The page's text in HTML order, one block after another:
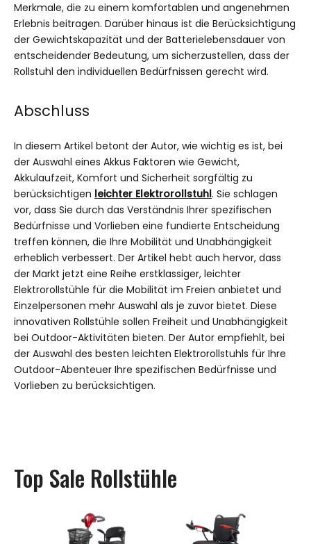
Merkmale, die zu einem komfortablen und angenehmen
Erlebnis beitragen. Darüber hinaus ist die Berücksichtigung
der Gewichtskapazität und der Batterielebensdauer von
entscheidender Bedeutung, um sicherzustellen, dass der
Rollstuhl den individuellen Bedürfnissen gerecht wird.
Abschluss
In diesem Artikel betont der Autor, wie wichtig es ist, bei
der Auswahl eines Akkus Faktoren wie Gewicht,
Akkulaufzeit, Komfort und Sicherheit sorgfältig zu
berücksichtigen leichter Elektrorollstuhl. Sie schlagen
vor, dass Sie durch das Verständnis Ihrer spezifischen
Bedürfnisse und Vorlieben eine fundierte Entscheidung
treffen können, die Ihre Mobilität und Unabhängigkeit
erheblich verbessert. Der Artikel hebt auch hervor, dass
der Markt jetzt eine Reihe erstklassiger, leichter
Elektrorollstühle für die Mobilität im Freien anbietet und
Einzelpersonen mehr Auswahl als je zuvor bietet. Diese
innovativen Rollstühle sollen Freiheit und Unabhängigkeit
bei Outdoor-Aktivitäten bieten. Der Autor empfiehlt, bei
der Auswahl des besten leichten Elektrorollstuhls für Ihre
Outdoor-Abenteuer Ihre spezifischen Bedürfnisse und
Vorlieben zu berücksichtigen.
Top Sale Rollstühle